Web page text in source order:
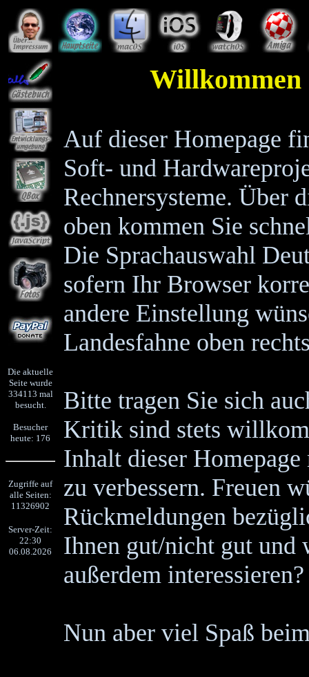
Die aktuelle
Seite wurde
334113 mal
besucht.
Besucher
heute: 176
Zugriffe auf
alle Seiten:
11326902
Server-Zeit:
22:30
06.08.2026
Willkommen
Auf dieser Homepage
Soft- und
Rechnersysteme. Über
oben kommen Sie
Die Sprachauswahl
sofern Ihr Browser
andere Einstellung
Landesfahne oben
Bitte tragen Sie sich
Kritik sind stets
Inhalt dieser
zu verbessern. Freuen
Rückmeldungen
Ihnen gut/nicht gut und
außerdem interessieren?
Nun aber viel Spaß